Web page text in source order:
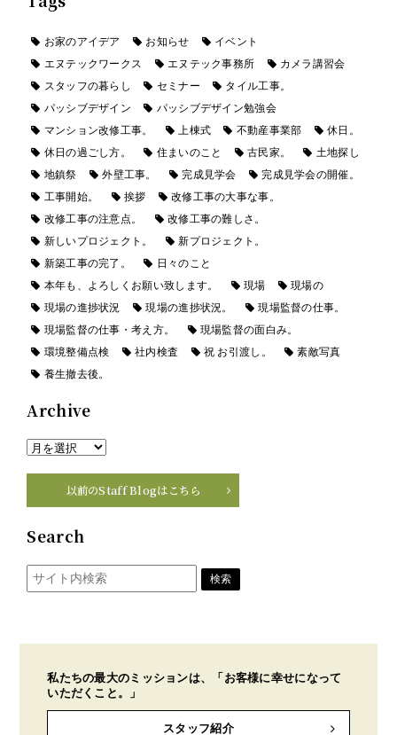
お家のアイデア お知らせ
イベント
エヌテックワークス
エヌテック事務所
カメラ講習会
スタッフの暮らし
セミナー
タイル工事。
パッシブデザイン
パッシブデザイン勉強会
マンション改修工事。
上棟式 不動産事業部
休日。
休日の過ごし方。
住まいのこと 古民家。
土地探し
地鎮祭
外壁工事。 完成見学会
完成見学会の開催。
工事開始。
挨拶
改修工事の大事な事。
改修工事の注意点。
改修工事の難しさ。
新しいプロジェクト。
新プロジェクト。
新築工事の完了。
日々のこと
本年も、よろしくお願い致します。
現場
現場の
現場の進捗状況
現場の進捗状況。
現場監督の仕事。
現場監督の仕事・考え方。
現場監督の面白み。
環境整備点検
社内検査 祝 お引渡し。
素敵写真
養生撤去後。
Archive
以前のStaff Blogはこちら
Search
私たちの最大のミッションは、「お客様に幸せになって
いただくこと。」
スタッフ紹介